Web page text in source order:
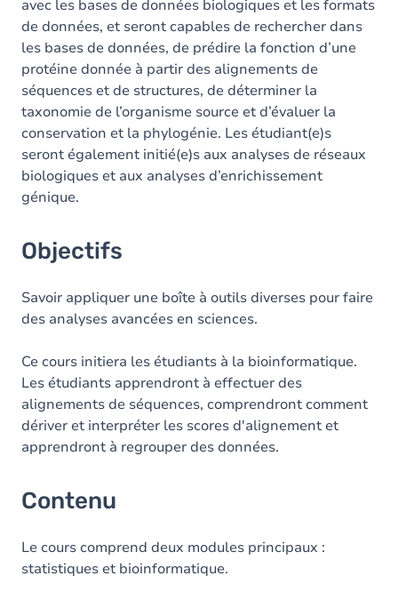
avec les bases de données biologiques et les formats
de données, et seront capables de rechercher dans
les bases de données, de prédire la fonction d’une
protéine donnée à partir des alignements de
séquences et de structures, de déterminer la
taxonomie de l’organisme source et d’évaluer la
conservation et la phylogénie. Les étudiant(e)s
seront également initié(e)s aux analyses de réseaux
biologiques et aux analyses d’enrichissement
génique.
Objectifs
Savoir appliquer une boîte à outils diverses pour faire
des analyses avancées en sciences.
Ce cours initiera les étudiants à la bioinformatique.
Les étudiants apprendront à effectuer des
alignements de séquences, comprendront comment
dériver et interpréter les scores d'alignement et
apprendront à regrouper des données.
Contenu
Le cours comprend deux modules principaux :
statistiques et bioinformatique.